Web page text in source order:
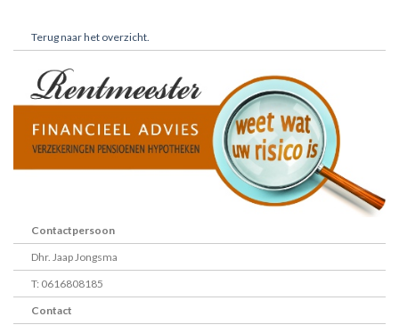
Terug naar het overzicht.
Contactpersoon
Dhr. Jaap Jongsma
T: 0616808185
Contact